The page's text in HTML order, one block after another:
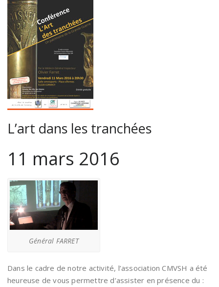
L’art dans les tranchées
11 mars 2016
Général FARRET
Dans le cadre de notre activité, l’association CMVSH a été
heureuse de vous permettre d’assister en présence du :